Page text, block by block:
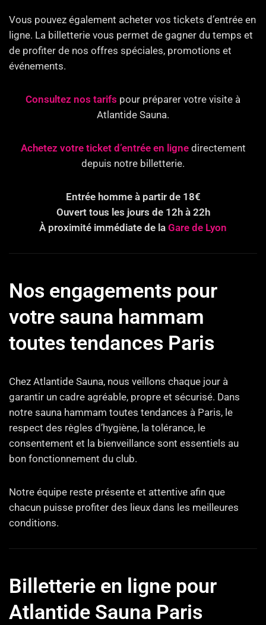
Vous pouvez également acheter vos tickets d’entrée en
ligne. La billetterie vous permet de gagner du temps et
de profiter de nos offres spéciales, promotions et
événements.
Consultez nos tarifs pour préparer votre visite à
Atlantide Sauna.
Achetez votre ticket d’entrée en lignedirectement
depuis notre billetterie.
Entrée homme à partir de 18€
Ouvert tous les jours de 12h à 22h
À proximité immédiate de la Gare de Lyon
Nos engagements pour
votre sauna hammam
toutes tendances Paris
Chez Atlantide Sauna, nous veillons chaque jour à
garantir un cadre agréable, propre et sécurisé. Dans
notre sauna hammam toutes tendances à Paris, le
respect des règles d’hygiène, la tolérance, le
consentement et la bienveillance sont essentiels au
bon fonctionnement du club.
Notre équipe reste présente et attentive afin que
chacun puisse profiter des lieux dans les meilleures
conditions.
Billetterie en ligne pour
Atlantide Sauna Paris